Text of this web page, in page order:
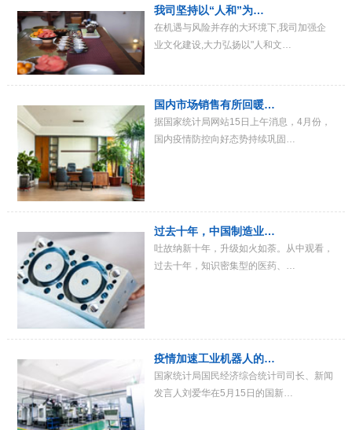
我司坚持以“人和”为…
在机遇与风险并存的大环境下,我司加强企
业文化建设,大力弘扬以"人和文…
国内市场销售有所回暖…
据国家统计局网站15日上午消息，4月份，
国内疫情防控向好态势持续巩固…
过去十年，中国制造业…
吐故纳新十年，升级如火如荼。从中观看，
过去十年，知识密集型的医药、…
疫情加速工业机器人的…
国家统计局国民经济综合统计司司长、新闻
发言人刘爱华在5月15日的国新…